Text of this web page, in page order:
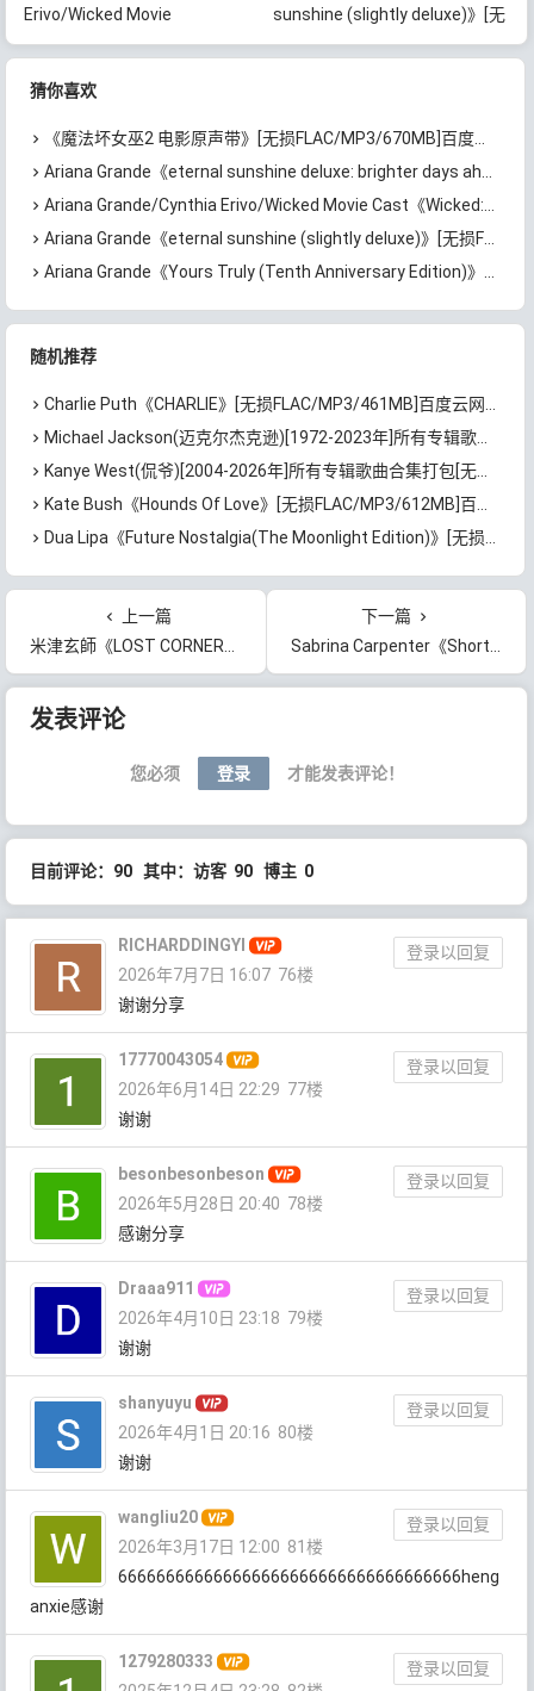
Erivo/Wicked Movie
Cast《Wicked: The
FLAC/MP3/819MB]百度云网盘
下载
sunshine (slightly deluxe)》[无
损FLAC/MP3/706MB]百度云网
猜你喜欢
《魔法坏女巫2 电影原声带》[无损FLAC/MP3/670MB]百度云网盘下载
Ariana Grande《eternal sunshine deluxe: brighter days ahead (Physical Edition)》[无损FLAC/MP3/1.03GB]百度云网盘下载
Ariana Grande/Cynthia Erivo/Wicked Movie Cast《Wicked: The Soundtrack》[无损FLAC/MP3/819MB]百度云网盘下载
Ariana Grande《eternal sunshine (slightly deluxe)》[无损FLAC/MP3/706MB]百度云网盘下载
Ariana Grande《Yours Truly (Tenth Anniversary Edition)》[无损FLAC/MP3/1.12GB]百度云网盘下载
随机推荐
Charlie Puth《CHARLIE》[无损FLAC/MP3/461MB]百度云网盘下载
Michael Jackson(迈克尔杰克逊)[1972-2023年]所有专辑歌曲合集[无损FLAC/MP3/18.15GB]百度云网盘下载
Kanye West(侃爷)[2004-2026年]所有专辑歌曲合集打包[无损FLAC/MP3/9.32GB]百度云网盘下载
Kate Bush《Hounds Of Love》[无损FLAC/MP3/612MB]百度云网盘下载
Dua Lipa《Future Nostalgia(The Moonlight Edition)》[无损FLAC/MP3/983MB]百度云网盘下载
上一篇
米津玄師《LOST CORNER》[无损FLAC/MP3/1.06GB]百度云网盘下载
下一篇
Sabrina Carpenter《Short n’ Sweet》[无损FLAC/MP3/548MB]百度云网盘下载
文章导航
发表评论
您必须 登录 才能发表评论！
目前评论：90 其中：访客 90 博主 0
RICHARDDINGYI
登录以回复
2026年7月7日 16:07 76楼
谢谢分享
17770043054
登录以回复
2026年6月14日 22:29 77楼
谢谢
besonbesonbeson
登录以回复
2026年5月28日 20:40 78楼
感谢分享
Draaa911
登录以回复
2026年4月10日 23:18 79楼
谢谢
shanyuyu
登录以回复
2026年4月1日 20:16 80楼
谢谢
wangliu20
登录以回复
2026年3月17日 12:00 81楼
666666666666666666666666666666666666heng
anxie感谢
1279280333
登录以回复